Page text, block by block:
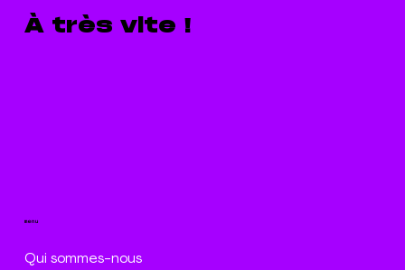
À très vite !
menu
Qui sommes-nous